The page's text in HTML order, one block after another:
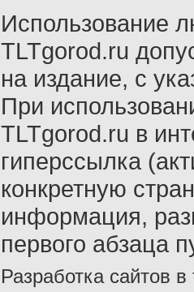
Использование
TLTgorod.ru
на издание, с
При
TLTgorod.ru в
гиперссылка
конкретную
информация,
первого абзаца
Разработка сайтов в